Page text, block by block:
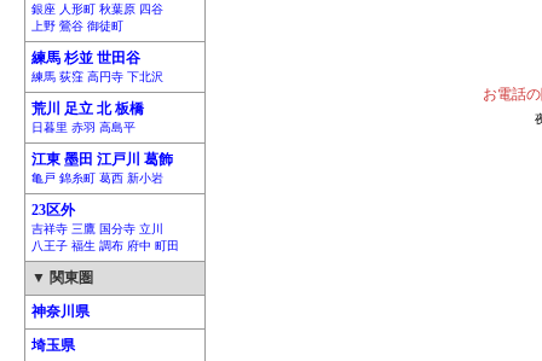
銀座 人形町 秋葉原 四谷
上野 鶯谷 御徒町
練馬 杉並 世田谷
練馬 荻窪 高円寺 下北沢
荒川 足立 北 板橋
日暮里 赤羽 高島平
江東 墨田 江戸川 葛飾
亀戸 錦糸町 葛西 新小岩
23区外
吉祥寺 三鷹 国分寺 立川
八王子 福生 調布 府中 町田
▼ 関東圏
神奈川県
埼玉県
お電話